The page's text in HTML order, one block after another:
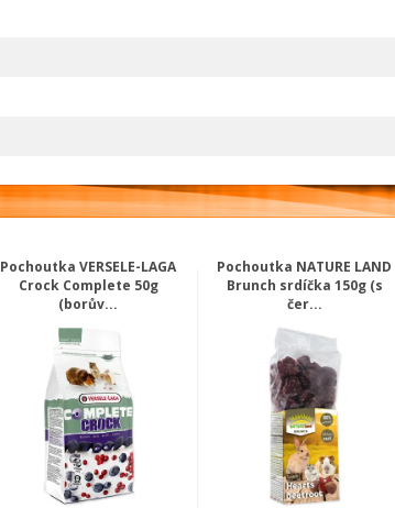
Pochoutka VERSELE-LAGA
Crock Complete 50g
(borův...
Pochoutka NATURE LAND
Brunch srdíčka 150g (s
čer...